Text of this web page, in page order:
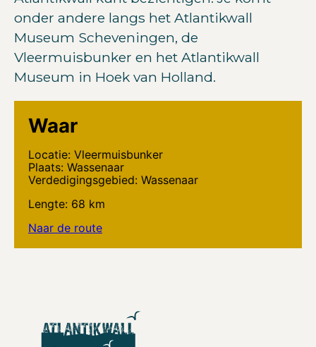
onder andere langs het Atlantikwall
Museum Scheveningen, de
Vleermuisbunker en het Atlantikwall
Museum in Hoek van Holland.
Waar
Locatie: Vleermuisbunker
Plaats: Wassenaar
Verdedigingsgebied: Wassenaar
Lengte: 68 km
Naar de route